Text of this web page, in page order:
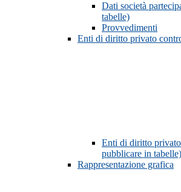
Dati società
tabelle)
Provvedimenti
Enti di diritto privato
Enti di diritto
pubblicare in tabelle)
Rappresentazione grafica